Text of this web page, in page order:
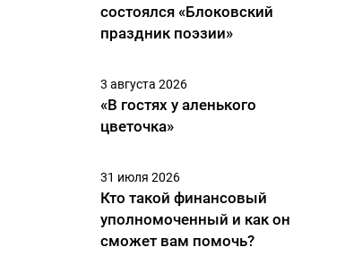
состоялся «Блоковский
праздник поэзии»
3 августа 2026
«В гостях у аленького
цветочка»
31 июля 2026
Кто такой финансовый
уполномоченный и как он
сможет вам помочь?